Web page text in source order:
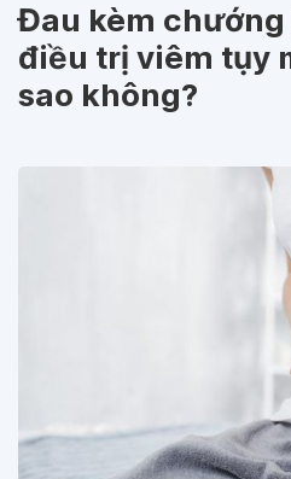
Đau kèm chướng
điều trị viêm tụy
sao không?